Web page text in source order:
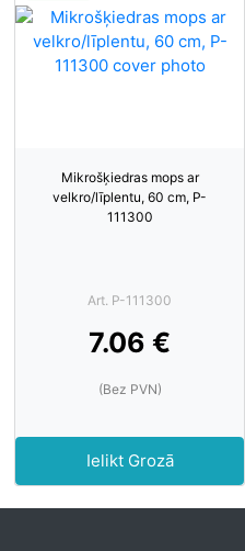
Mikrošķiedras mops ar
velkro/līplentu, 60 cm, P-
111300
Art. P-111300
7.06 €
(Bez PVN)
Ielikt Grozā